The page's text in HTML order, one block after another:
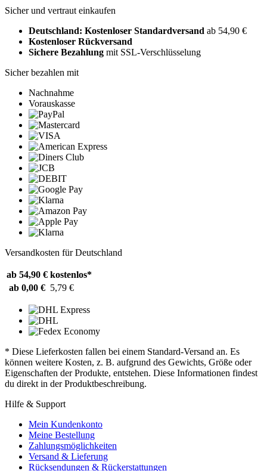
Sicher und vertraut einkaufen
Deutschland: Kostenloser Standardversand ab 54,90 €
Kostenloser Rückversand
Sichere Bezahlung mit SSL-Verschlüsselung
Sicher bezahlen mit
Nachnahme
Vorauskasse
Versandkosten für Deutschland
ab 54,90 € kostenlos*
ab 0,00 € 5,79 €
* Diese Lieferkosten fallen bei einem Standard-Versand an. Es
können weitere Kosten, z. B. aufgrund des Gewichts, Größe oder
Eigenschaften der Produkte, entstehen. Diese Informationen findest
du direkt in der Produktbeschreibung.
Hilfe & Support
Mein Kundenkonto
Meine Bestellung
Zahlungsmöglichkeiten
Versand & Lieferung
Rücksendungen & Rückerstattungen